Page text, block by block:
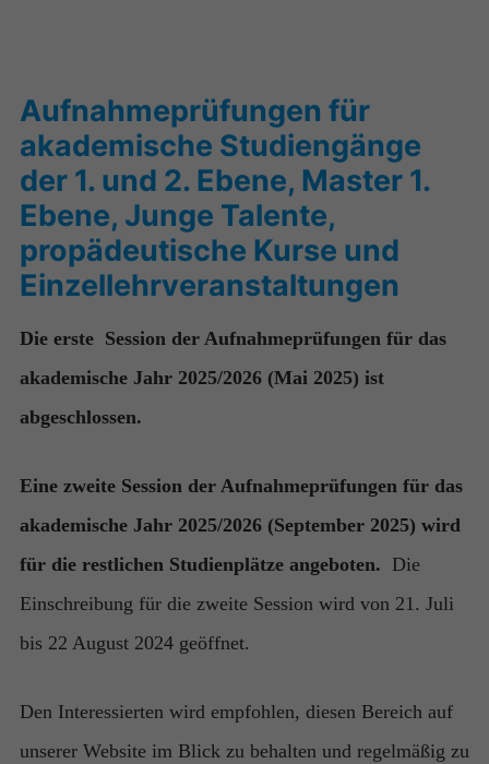
Aufnahmeprüfungen für
akademische Studiengänge
der 1. und 2. Ebene, Master 1.
Ebene, Junge Talente,
propädeutische Kurse und
Einzellehrveranstaltungen
Die erste Session der Aufnahmeprüfungen für das
akademische Jahr 2025/2026 (Mai 2025) ist
abgeschlossen.
Eine zweite Session der Aufnahmeprüfungen für das
akademische Jahr 2025/2026 (September 2025) wird
für die restlichen Studienplätze angeboten. Die
Einschreibung für die zweite Session wird von 21. Juli
bis 22 August 2024 geöffnet.
Den Interessierten wird empfohlen, diesen Bereich auf
unserer Website im Blick zu behalten und regelmäßig zu